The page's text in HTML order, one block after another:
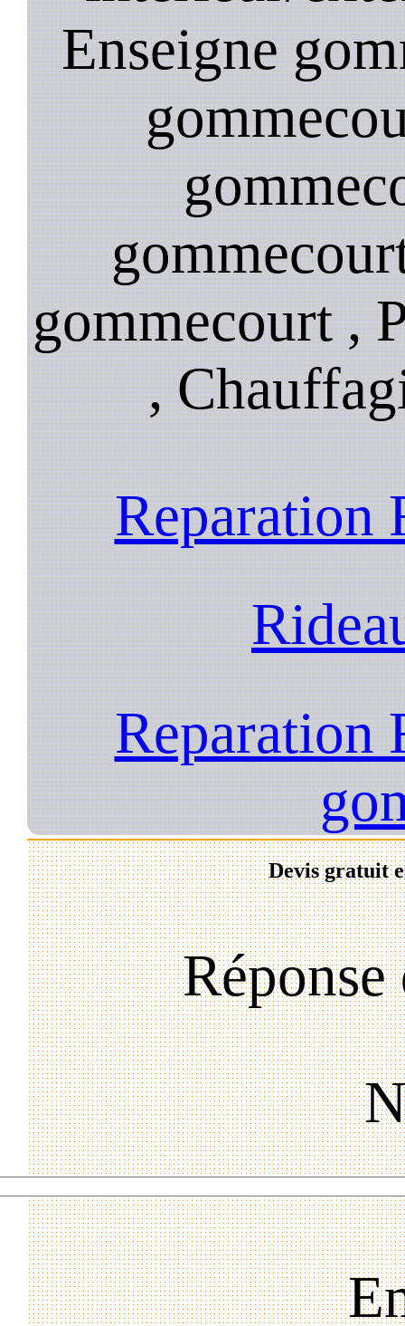
Enseigne
gommecourt ,
,
Reparation
Reparation
Devis gratuit